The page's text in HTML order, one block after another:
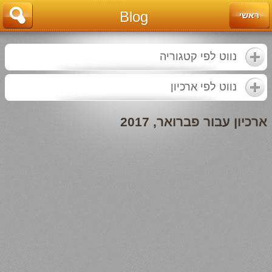
ראשי Blog
נווט לפי קטגוריה
נווט לפי ארכיון
ארכיון עבור פברואר, 2017